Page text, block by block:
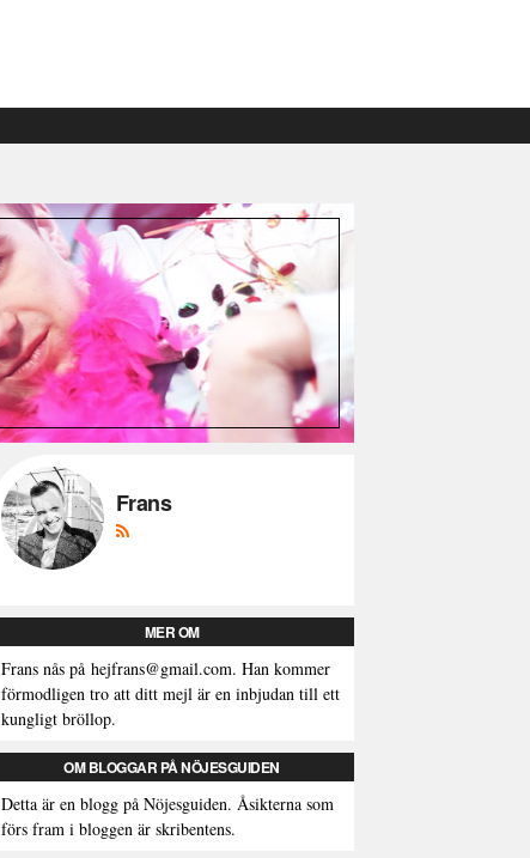
Frans
MER OM
Frans nås på hejfrans@gmail.com. Han kommer
förmodligen tro att ditt mejl är en inbjudan till ett
kungligt bröllop.
OM BLOGGAR PÅ NÖJESGUIDEN
Detta är en blogg på Nöjesguiden. Åsikterna som
förs fram i bloggen är skribentens.